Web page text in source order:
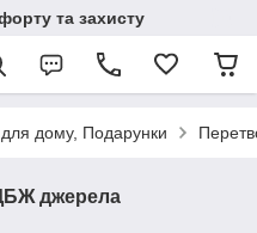
та захисту
дому, Подарунки
джерела